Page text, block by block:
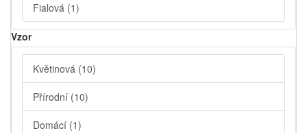
Fialová (1)
Vzor
Květinová (10)
Přírodní (10)
Domácí (1)